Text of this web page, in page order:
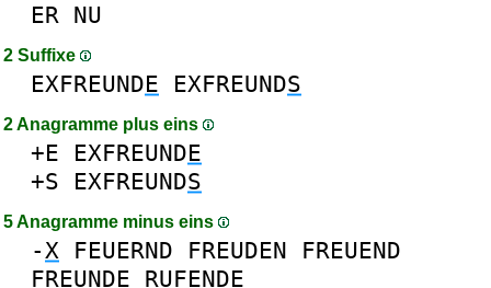
ER NU
2 Suffixe
EXFREUNDE EXFREUNDS
2 Anagramme plus eins
+E EXFREUNDE
+S EXFREUNDS
5 Anagramme minus eins
-X FEUERND FREUDEN
FREUEND
FREUNDE RUFENDE